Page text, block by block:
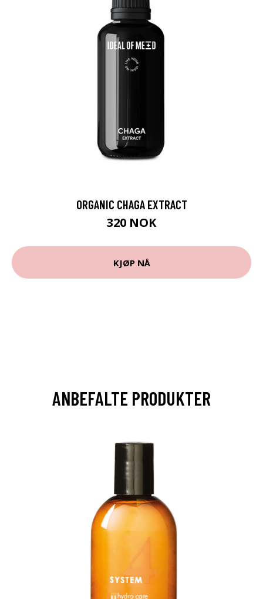
ORGANIC CHAGA EXTRACT
320 NOK
KJØP NÅ
ANBEFALTE PRODUKTER